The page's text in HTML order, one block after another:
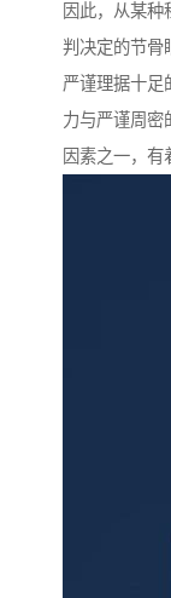
因此，从某种
判决定的节骨
严谨理据十足
力与严谨周密
因素之一，有